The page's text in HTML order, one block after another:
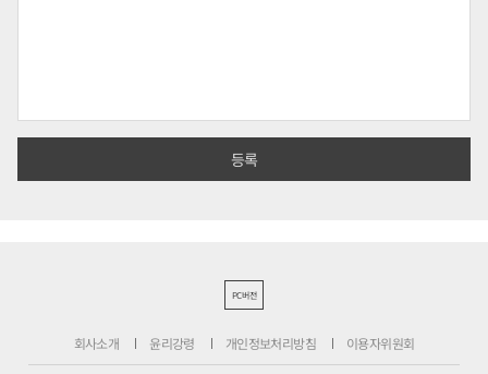
PC버전
회사소개 윤리강령 개인정보처리방침 이용자위원회